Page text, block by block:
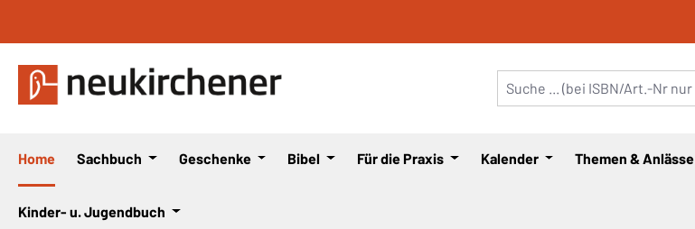
Home Sachbuch Geschenke Bibel Für die Praxis Kalender Themen & Anlässe
Kinder- u. Jugendbuch